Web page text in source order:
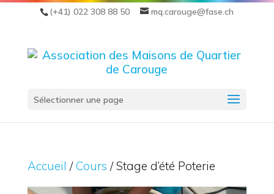
(+41) 022 308 88 50 mq.carouge@fase.ch
Sélectionner une page
Accueil /Cours / Stage d’été Poterie